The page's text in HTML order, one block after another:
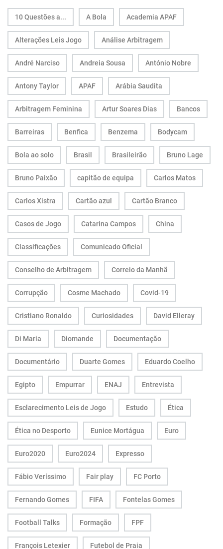
10 Questões a... A Bola Academia APAF
Alterações Leis Jogo Análise Arbitragem
André Narciso Andreia Sousa António Nobre
Antony Taylor APAF Arábia Saudita
Arbitragem Feminina Artur Soares Dias Bancos
Barreiras Benfica Benzema Bodycam
Bola ao solo Brasil Brasileirão Bruno Lage
Bruno Paixão capitão de equipa Carlos Matos
Carlos Xistra Cartão azul Cartão Branco
Casos de Jogo Catarina Campos China
Classificações Comunicado Oficial
Conselho de Arbitragem Correio da Manhã
Corrupção Cosme Machado Covid-19
Cristiano Ronaldo Curiosidades David Elleray
Di Maria Diomande Documentação
Documentário Duarte Gomes Eduardo Coelho
Egipto Empurrar ENAJ Entrevista
Esclarecimento Leis de Jogo Estudo Ética
Ética no Desporto Eunice Mortágua Euro
Euro2020 Euro2024 Expresso
Fábio Veríssimo Fair play FC Porto
Fernando Gomes FIFA Fontelas Gomes
Football Talks Formação FPF
François Letexier Futebol de Praia